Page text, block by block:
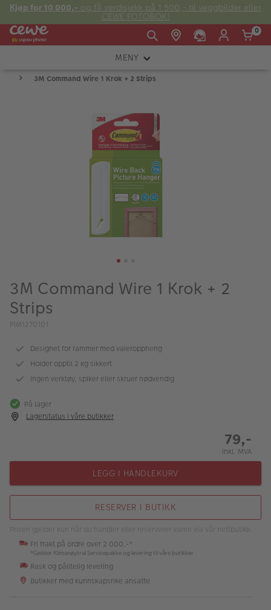
Kjøp for 10 000,- og få verdisjekk på 1 500,- til veggbilder eller
CEWE FOTOBOK!
Fre:
20:00
E-post:
kundeservice@japanphoto.no
0
MENY
KAMERA
Kampanjer
Merker
Lagersalg
Bildeprodukter
Fotokurs
Butikkoversikt
3M Command Wire 1 Krok + 2 Strips
3M Command Wire 1 Krok + 2
Strips
PIM1270101
Designet for rammer med vaieroppheng
Holder opptil 2 kg sikkert
Ingen verktøy, spiker eller skruer nødvendig
På lager
Lagerstatus i våre butikker
79,-
Inkl. MVA
LEGG I HANDLEKURV
RESERVER I BUTIKK
Prisen gjelder kun når du handler eller reserverer varen via vår nettbutikk.
Fri frakt på ordre over 2 000,-*
*Gjelder Klimanøytral Servicepakke og levering til våre butikker
Rask og pålitelig levering
Butikker med kunnskapsrike ansatte